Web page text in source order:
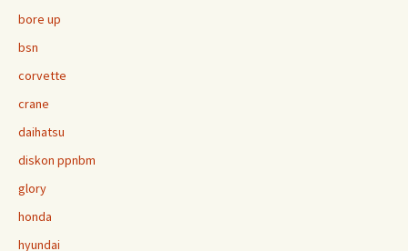
bore up
bsn
corvette
crane
daihatsu
diskon ppnbm
glory
honda
hyundai